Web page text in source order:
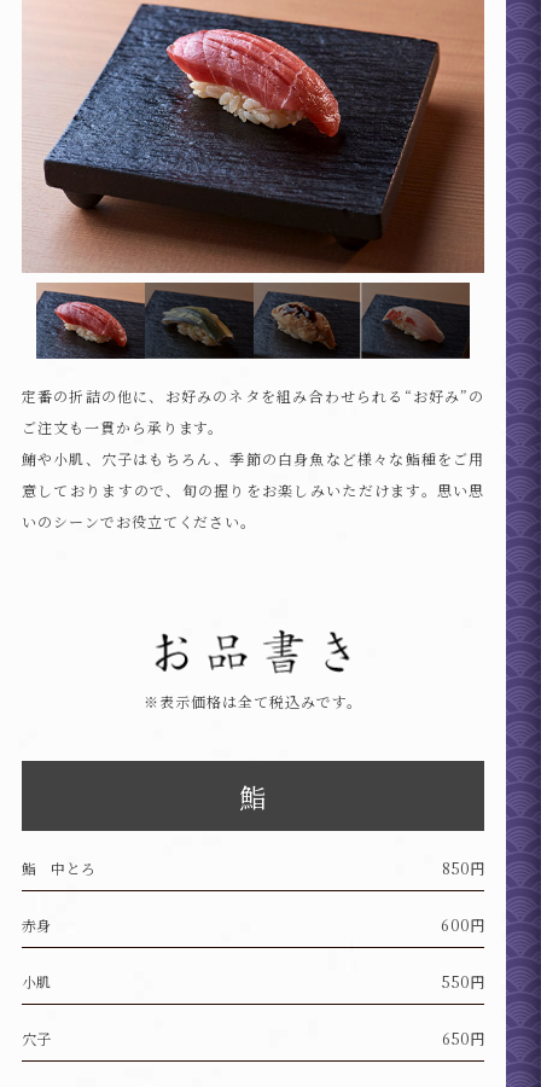
2
定番の折詰の他に、お好みのネタを組み合わせられる “お好み”の
ご注文も一貫から承ります。
鮪や小肌、穴子はもちろん、季節の白身魚など様々な鮨種をご用
意しておりますので、 旬の握りをお楽しみいただけます。 思い思
いのシーンでお役立てください。
※表示価格は全て税込みです。
鮨
鮨 中とろ 850円
赤身 600円
小肌 550円
穴子 650円